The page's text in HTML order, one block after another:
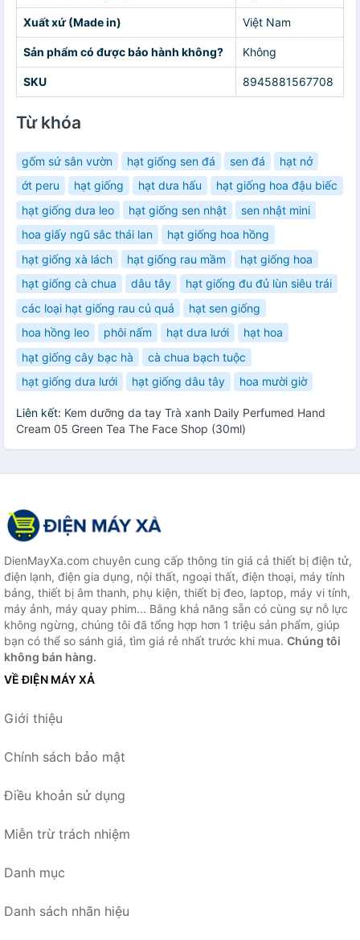
Xuất xứ (Made in) Việt Nam
Sản phẩm có được bảo hành không? Không
SKU 8945881567708
Từ khóa
gốm sứ sân vườn hạt giống sen đá sen đá
hạt nở
ớt peru
hạt giống hạt dưa hấu
hạt giống hoa đậu biếc
hạt giống dưa leo
hạt giống sen nhật
sen nhật mini
hoa giấy ngũ sắc thái lan
hạt giống hoa hồng
hạt giống xà lách
hạt giống rau mầm
hạt giống hoa
hạt giống cà chua
dâu tây
hạt giống đu đủ lùn siêu trái
các loại hạt giống rau củ quả
hạt sen giống
hoa hồng leo
phôi nấm hạt dưa lưới
hạt hoa
hạt giống cây bạc hà
cà chua bạch tuộc
hạt giống dưa lưới
hạt giống dâu tây hoa mười giờ
Liên kết: Kem dưỡng da tay Trà xanh Daily Perfumed Hand
Cream 05 Green Tea The Face Shop (30ml)
DienMayXa.com chuyên cung cấp thông tin giá cả thiết bị điện tử,
điện lạnh, điện gia dụng, nội thất, ngoại thất, điện thoại, máy tính
bảng, thiết bị âm thanh, phụ kiện, thiết bị đeo, laptop, máy vi tính,
máy ảnh, máy quay phim... Bằng khả năng sẵn có cùng sự nỗ lực
không ngừng, chúng tôi đã tổng hợp hơn 1 triệu sản phẩm, giúp
bạn có thể so sánh giá, tìm giá rẻ nhất trước khi mua. Chúng tôi
không bán hàng.
VỀ ĐIỆN MÁY XẢ
Giới thiệu
Chính sách bảo mật
Điều khoản sử dụng
Miễn trừ trách nhiệm
Danh mục
Danh sách nhãn hiệu